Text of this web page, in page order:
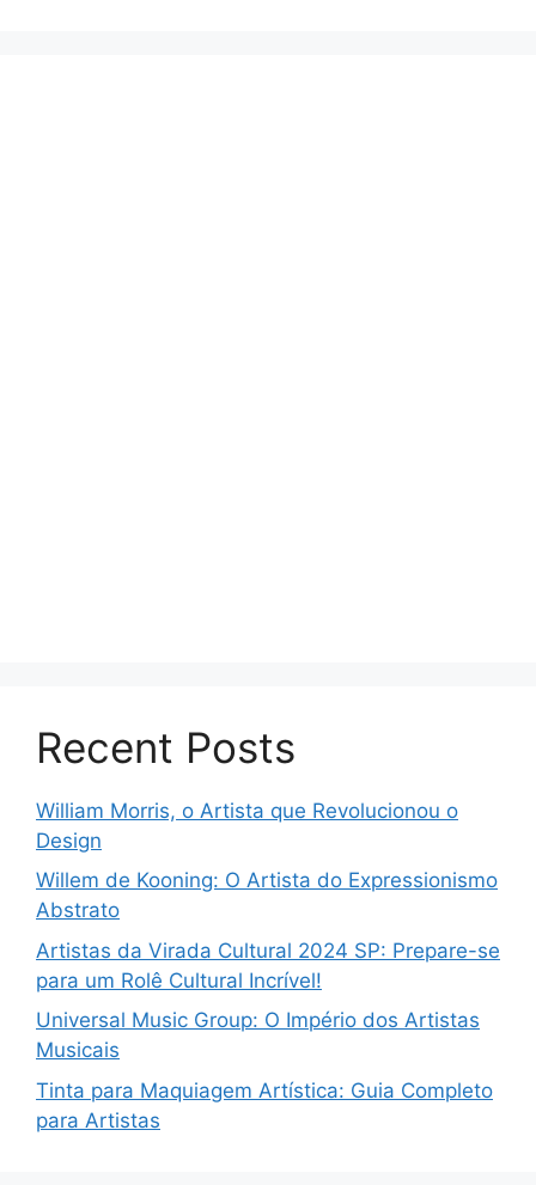
Recent Posts
William Morris, o Artista que Revolucionou o
Design
Willem de Kooning: O Artista do Expressionismo
Abstrato
Artistas da Virada Cultural 2024 SP: Prepare-se
para um Rolê Cultural Incrível!
Universal Music Group: O Império dos Artistas
Musicais
Tinta para Maquiagem Artística: Guia Completo
para Artistas